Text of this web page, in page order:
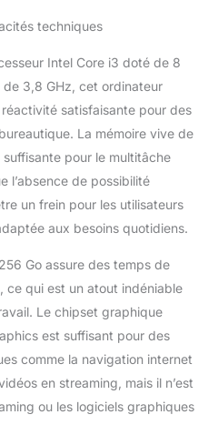
et rapide pour rester
EPEAT GOLD: Les
produits enregistrés
EPEAT Gold sont les
produits les mieux
notés qui répondent à
tous les critères requis
par EPEAT. WINDOWS
11 : Familiarité et
innovation réunies :
une interface moderne,
IA intelligente et
pour une expérience
simple et performante.
techniques
Intel Core i3 doté de 8
3,8 GHz, cet ordinateur
satisfaisante pour des
La mémoire vive de
pour le multitâche
l’absence de possibilité
un frein pour les utilisateurs
aux besoins quotidiens.
Go assure des temps de
ce qui est un atout indéniable
Le chipset graphique
est suffisant pour des
comme la navigation internet
en streaming, mais il n’est
ou les logiciels graphiques